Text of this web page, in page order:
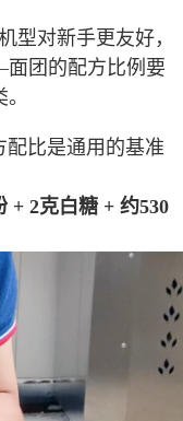
型对新手更友好，
团的配方比例要
配比是通用的基准
+ 2克白糖 + 约530